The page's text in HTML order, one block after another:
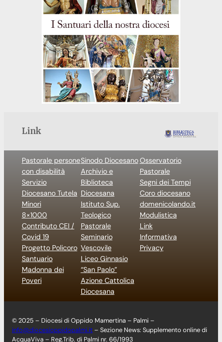
Link
Pastorale persone
con disabilità
Servizio
Diocesano Tutela
Minori
8×1000
Contributo CEI /
Covid 19
Progetto Policoro
Santuario
Madonna dei
Poveri
Sinodo Diocesano
Archivio e
Biblioteca
Diocesana
Istituto Sup.
Teologico
Pastorale
Seminario
Vescovile
Liceo Ginnasio
“San Paolo”
Azione Cattolica
Diocesana
Osservatorio
Pastorale
Segni dei Tempi
Coro diocesano
domenicolando.it
Modulistica
Link
Informativa
Privacy
© 2025 – Diocesi di Oppido Mamertina – Palmi –
info@diocesioppidopalmi.it – Sezione News: Supplemento online di
AcquaViva – Reg.Trib. di Palmi nr. 66/1993